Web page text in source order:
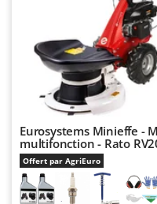
Eurosystems Minieffe -
multifonction - Rato
Offert par AgriEuro